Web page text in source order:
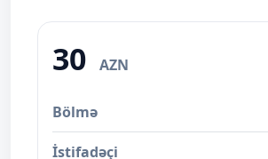
30 AZN
Bölmə
İstifadəçi